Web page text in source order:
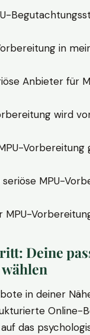
in
Anbieter für
wird
Vorbereitung
MPU-
MPU-
Deine
in deiner
Online-
das